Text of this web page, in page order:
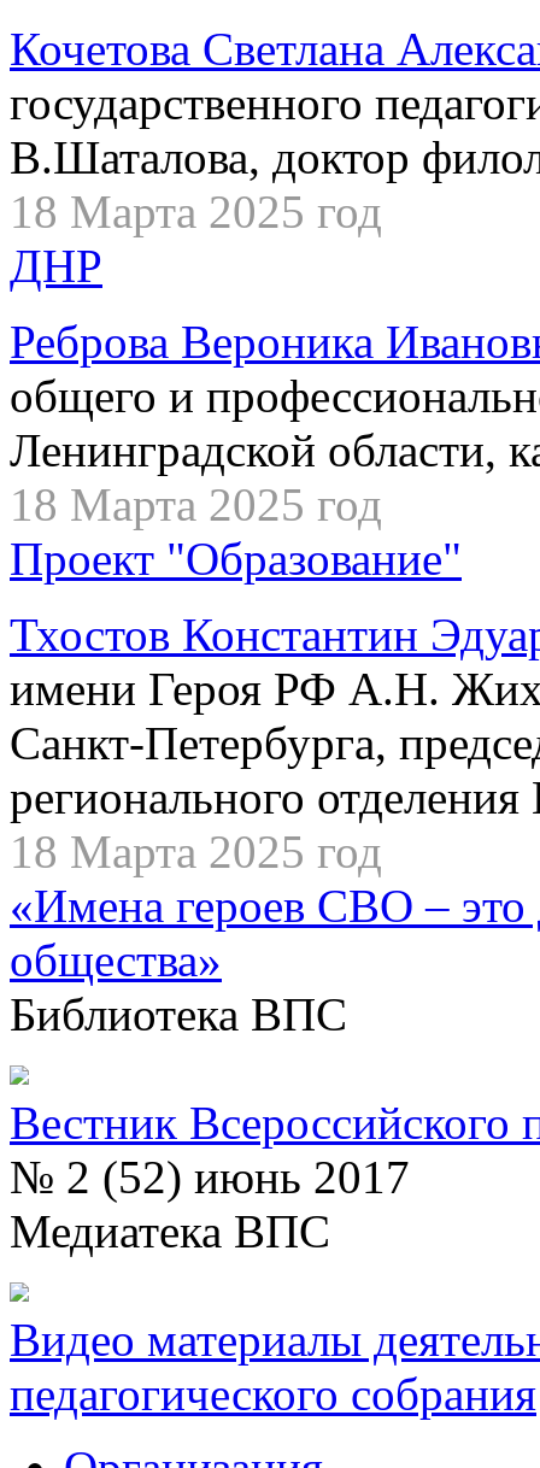
Кочетова Светлана
государственного
В.Шаталова, доктор
18 Марта 2025 год
ДНР
Реброва Вероника
общего и
Ленинградской области,
18 Марта 2025 год
Проект "Образование"
Тхостов Константин
имени Героя РФ А.Н.
Санкт-Петербурга,
регионального
18 Марта 2025 год
«Имена героев СВО – это
общества»
Библиотека ВПС
Вестник Всероссийского
№ 2 (52) июнь 2017
Медиатека ВПС
Видео материалы
педагогического собрания